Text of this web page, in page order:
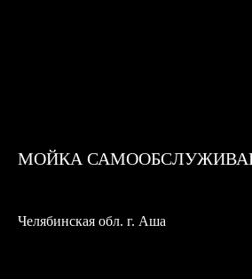
МОЙКА
Челябинская обл. г. Аша